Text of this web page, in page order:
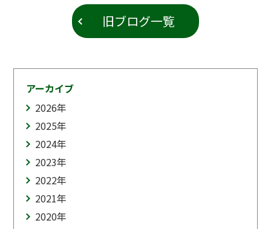
旧ブログ一覧
アーカイブ
2026年
2025年
2024年
2023年
2022年
2021年
2020年